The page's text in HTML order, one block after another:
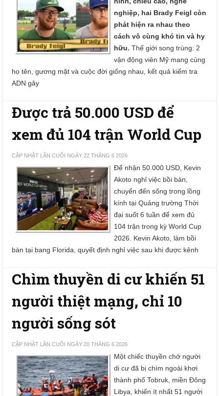
nghiệp, hai Brady Feigl còn
phát hiện ra nhau theo
cách vô cùng khó tin và hy
hữu. Thế giới song trùng: 2
vận động viên Mỹ mang cùng
họ tên, gương mặt và cuộc đời giống nhau, kết quả kiểm tra
ADN gây
Được trả 50.000 USD để
xem đủ 104 trận World Cup
CẬP NHẬT LẦN CUỐI NGÀY 22 THÁNG 6 2026
Để nhận 50.000 USD, Kevin
Akoto nghỉ việc bồi bàn,
chuyển đến sống trong lồng
kính tại Quảng trường Thời
đại suốt 6 tuần để xem đủ
104 trận trong kỳ World Cup
2026. Kevin Akoto, làm bồi
bàn tại bang Florida, quyết định nghỉ việc sau khi được kênh
Chìm thuyền di cư khiến 51
người thiệt mạng, chỉ 10
người sống sót
CẬP NHẬT LẦN CUỐI NGÀY 20 THÁNG 6 2026
Một chiếc thuyền chở người
di cư đã bị chìm ngoài khơi
thành phố Tobruk, miền Đông
Libya, khiến ít nhất 51 người